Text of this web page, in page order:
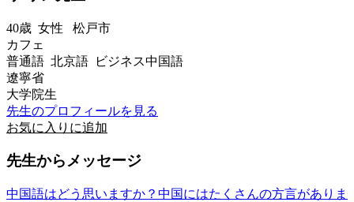
40歳 女性 松戸市
カフェ
普通語 北京語 ビジネス中国語
遼寧省
大学院生
先生のプロフィールを見る
お気に入りに追加
先生からメッセージ
中国語はどう思いますか？中国にはたくさんの方言がありま